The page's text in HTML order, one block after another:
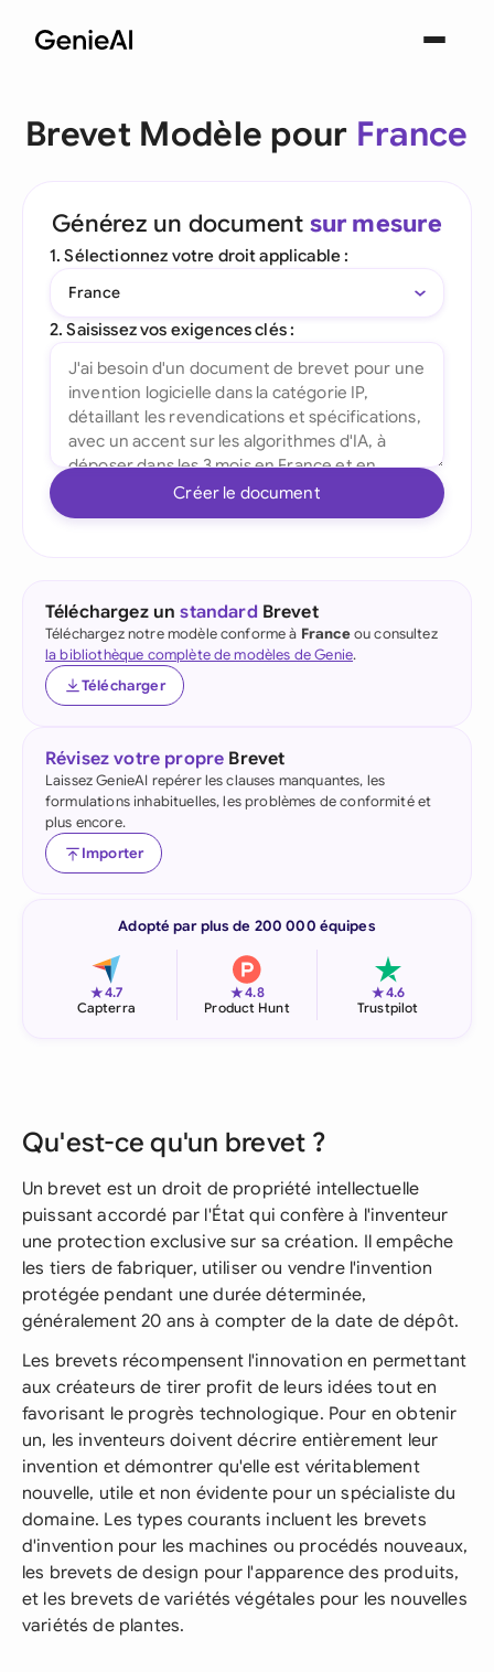
Brevet Modèle pour France
Générez un document sur mesure
1. Sélectionnez votre droit applicable :
France
2. Saisissez vos exigences clés :
Créer le document
Téléchargez unstandardBrevet
Téléchargez notre modèle conforme à Franceou consultez
la bibliothèque complète de modèles de Genie.
Télécharger
Révisez votre propre Brevet
Laissez GenieAI repérer les clauses manquantes, les
formulations inhabituelles, les problèmes de conformité et
plus encore.
Importer
Adopté par plus de 200 000 équipes
★4.7
Capterra
★4.8
Product Hunt
★4.6
Trustpilot
Qu'est-ce qu'un brevet ?
Un brevet est un droit de propriété intellectuelle
puissant accordé par l'État qui confère à l'inventeur
une protection exclusive sur sa création. Il empêche
les tiers de fabriquer, utiliser ou vendre l'invention
protégée pendant une durée déterminée,
généralement 20 ans à compter de la date de dépôt.
Les brevets récompensent l'innovation en permettant
aux créateurs de tirer profit de leurs idées tout en
favorisant le progrès technologique. Pour en obtenir
un, les inventeurs doivent décrire entièrement leur
invention et démontrer qu'elle est véritablement
nouvelle, utile et non évidente pour un spécialiste du
domaine. Les types courants incluent les brevets
d'invention pour les machines ou procédés nouveaux,
les brevets de design pour l'apparence des produits,
et les brevets de variétés végétales pour les nouvelles
variétés de plantes.